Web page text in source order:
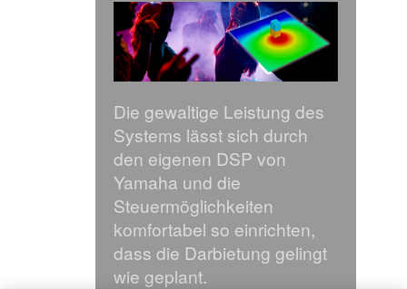
Die gewaltige Leistung des
Systems lässt sich durch
den eigenen DSP von
Yamaha und die
Steuermöglichkeiten
komfortabel so einrichten,
dass die Darbietung gelingt
wie geplant.